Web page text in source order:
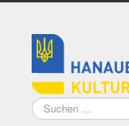
Suchen
...